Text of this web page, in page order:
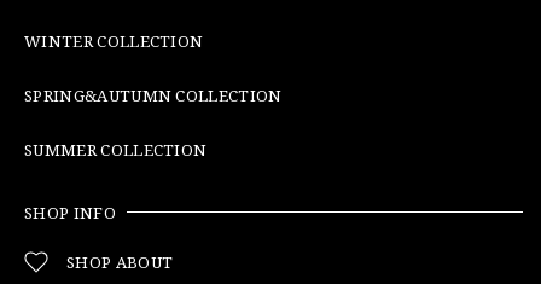
WINTER COLLECTION
SPRING&AUTUMN COLLECTION
SUMMER COLLECTION
SHOP INFO
SHOP ABOUT